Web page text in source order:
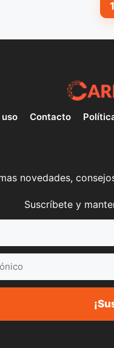
1
Contacto
novedades,
Suscríbete y